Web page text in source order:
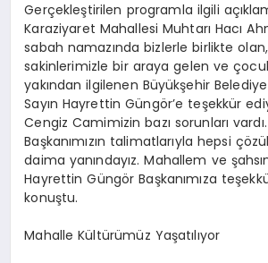
Gerçekleştirilen programla ilgili
Karaziyaret Mahallesi Muhtarı Hacı
sabah namazında bizlerle birlikte
sakinlerimizle bir araya gelen ve
yakından ilgilenen Büyükşehir Belediye
Sayın Hayrettin Güngör’e teşekkür
Cengiz Camimizin bazı sorunları
Başkanımızın talimatlarıyla hepsi
daima yanındayız. Mahallem ve
Hayrettin Güngör Başkanımıza
konuştu.
Mahalle Kültürümüz Yaşatılıyor